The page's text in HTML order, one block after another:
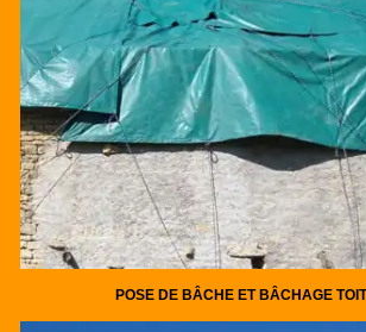
POSE DE BÂCHE ET BÂCHAGE